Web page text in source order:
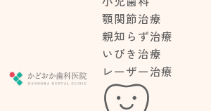
顎関節治療
親知らず治療
いびき治療
レーザー治療